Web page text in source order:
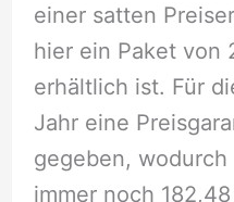
einer satten
hier ein Paket von
erhältlich ist. Für
Jahr eine
gegeben,
immer noch